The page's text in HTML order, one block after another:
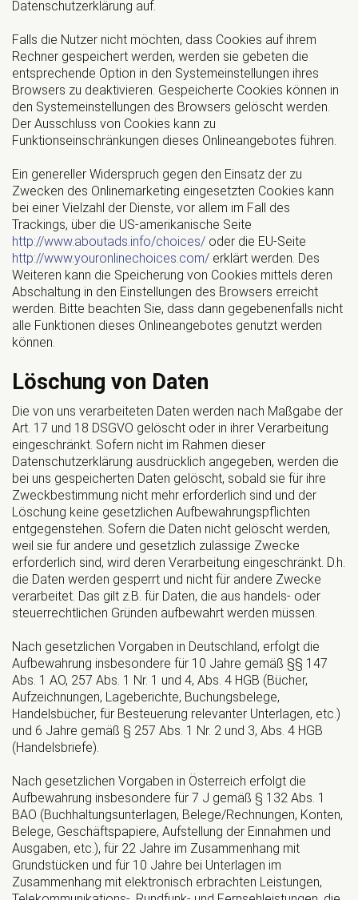
Datenschutzerklärung auf.
Falls die Nutzer nicht möchten, dass Cookies auf ihrem
Rechner gespeichert werden, werden sie gebeten die
entsprechende Option in den Systemeinstellungen ihres
Browsers zu deaktivieren. Gespeicherte Cookies können in
den Systemeinstellungen des Browsers gelöscht werden.
Der Ausschluss von Cookies kann zu
Funktionseinschränkungen dieses Onlineangebotes führen.
Ein genereller Widerspruch gegen den Einsatz der zu
Zwecken des Onlinemarketing eingesetzten Cookies kann
bei einer Vielzahl der Dienste, vor allem im Fall des
Trackings, über die US-amerikanische Seite
http://www.aboutads.info/choices/ oder die EU-Seite
http://www.youronlinechoices.com/ erklärt werden. Des
Weiteren kann die Speicherung von Cookies mittels deren
Abschaltung in den Einstellungen des Browsers erreicht
werden. Bitte beachten Sie, dass dann gegebenenfalls nicht
alle Funktionen dieses Onlineangebotes genutzt werden
können.
Löschung von Daten
Die von uns verarbeiteten Daten werden nach Maßgabe der
Art. 17 und 18 DSGVO gelöscht oder in ihrer Verarbeitung
eingeschränkt. Sofern nicht im Rahmen dieser
Datenschutzerklärung ausdrücklich angegeben, werden die
bei uns gespeicherten Daten gelöscht, sobald sie für ihre
Zweckbestimmung nicht mehr erforderlich sind und der
Löschung keine gesetzlichen Aufbewahrungspflichten
entgegenstehen. Sofern die Daten nicht gelöscht werden,
weil sie für andere und gesetzlich zulässige Zwecke
erforderlich sind, wird deren Verarbeitung eingeschränkt. D.h.
die Daten werden gesperrt und nicht für andere Zwecke
verarbeitet. Das gilt z.B. für Daten, die aus handels- oder
steuerrechtlichen Gründen aufbewahrt werden müssen.
Nach gesetzlichen Vorgaben in Deutschland, erfolgt die
Aufbewahrung insbesondere für 10 Jahre gemäß §§ 147
Abs. 1 AO, 257 Abs. 1 Nr. 1 und 4, Abs. 4 HGB (Bücher,
Aufzeichnungen, Lageberichte, Buchungsbelege,
Handelsbücher, für Besteuerung relevanter Unterlagen, etc.)
und 6 Jahre gemäß § 257 Abs. 1 Nr. 2 und 3, Abs. 4 HGB
(Handelsbriefe).
Nach gesetzlichen Vorgaben in Österreich erfolgt die
Aufbewahrung insbesondere für 7 J gemäß § 132 Abs. 1
BAO (Buchhaltungsunterlagen, Belege/Rechnungen, Konten,
Belege, Geschäftspapiere, Aufstellung der Einnahmen und
Ausgaben, etc.), für 22 Jahre im Zusammenhang mit
Grundstücken und für 10 Jahre bei Unterlagen im
Zusammenhang mit elektronisch erbrachten Leistungen,